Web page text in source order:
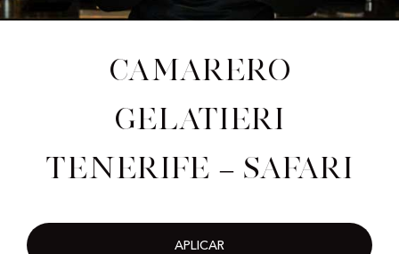
Camarero
gelatieri
Tenerife – Safari
APLICAR